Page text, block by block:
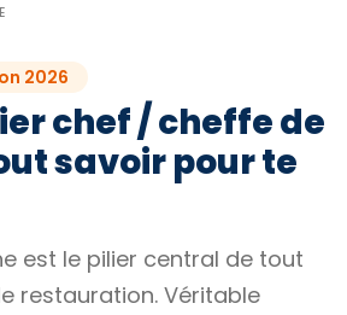
2026
chef / cheffe de
savoir pour te
est le pilier central de tout
restauration. Véritable